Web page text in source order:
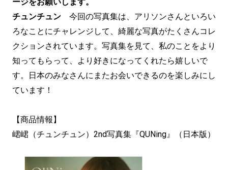
チュンチュン 今回の写真集は、アリソンさんといろい
ろなことにチャレンジして、綺麗な写真がたくさんコレ
クションされています。写真集を見て、私のことをより
知ってもらって、より好きになってくれたら嬉しいで
す。日本のみなさんにまたお会いできるのを楽しみにし
ています！
【商品情報】
峮峮（チュンチュン）2nd写真集『QUNing』（日本版）